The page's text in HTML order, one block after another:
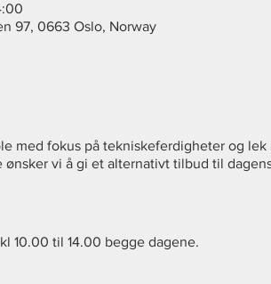
97, 0663 Oslo, Norway
med fokus på tekniskeferdigheter og
vi å gi et alternativt tilbud til
10.00 til 14.00 begge dagene.